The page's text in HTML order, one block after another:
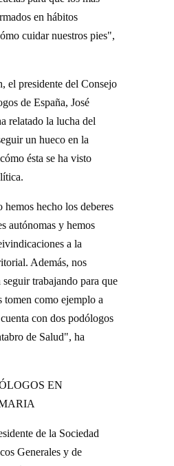
en hábitos
cuidar nuestros pies",
el presidente del Consejo
de España, José
relatado la lucha del
un hueco en la
ésta se ha visto
hemos hecho los deberes
autónomas y hemos
a la
Además, nos
trabajando para que
tomen como ejemplo a
con dos podólogos
de Salud", ha
EN
de la Sociedad
Generales y de